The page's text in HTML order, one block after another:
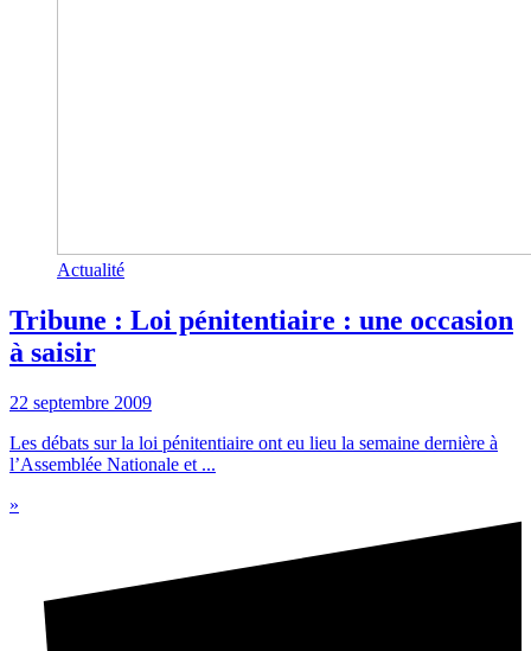
Actualité
Tribune : Loi pénitentiaire : une occasion
à saisir
22 septembre 2009
Les débats sur la loi pénitentiaire ont eu lieu la semaine dernière à
l’Assemblée Nationale et ...
»